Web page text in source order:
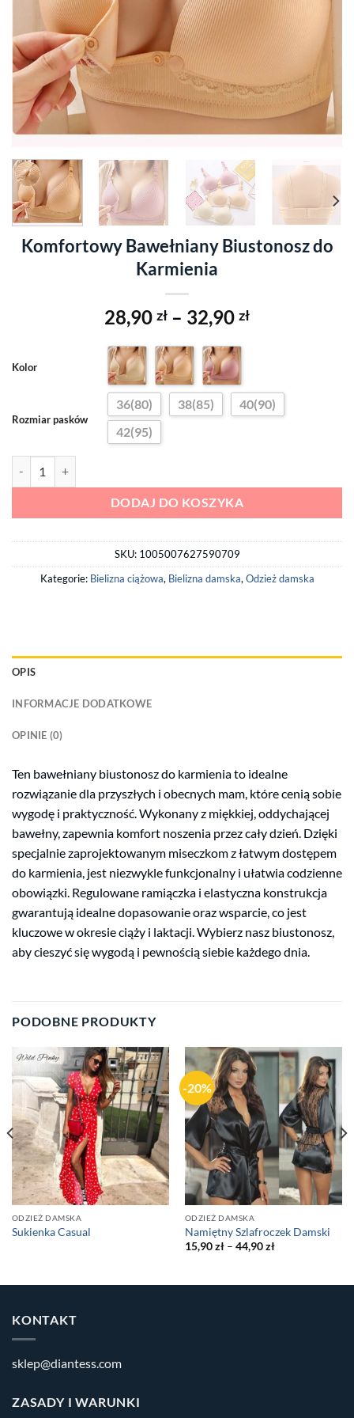
Komfortowy Bawełniany Biustonosz do
Karmienia
28,90 zł – 32,90 zł
Kolor
Rozmiar pasków
36(80) 38(85)
40(90)
42(95)
DODAJ DO KOSZYKA
SKU: 1005007627590709
Kategorie: Bielizna ciążowa, Bielizna damska, Odzież damska
OPIS
INFORMACJE DODATKOWE
OPINIE (0)
Ten bawełniany biustonosz do karmienia to idealne
rozwiązanie dla przyszłych i obecnych mam, które cenią sobie
wygodę i praktyczność. Wykonany z miękkiej, oddychającej
bawełny, zapewnia komfort noszenia przez cały dzień. Dzięki
specjalnie zaprojektowanym miseczkom z łatwym dostępem
do karmienia, jest niezwykle funkcjonalny i ułatwia codzienne
obowiązki. Regulowane ramiączka i elastyczna konstrukcja
gwarantują idealne dopasowanie oraz wsparcie, co jest
kluczowe w okresie ciąży i laktacji. Wybierz nasz biustonosz,
aby cieszyć się wygodą i pewnością siebie każdego dnia.
PODOBNE PRODUKTY
ODZIEŻ DAMSKA
Sukienka Casual
-20%
ODZIEŻ DAMSKA
Namiętny Szlafroczek Damski
15,90zł– 44,90zł
KONTAKT
sklep@diantess.com
ZASADY I WARUNKI